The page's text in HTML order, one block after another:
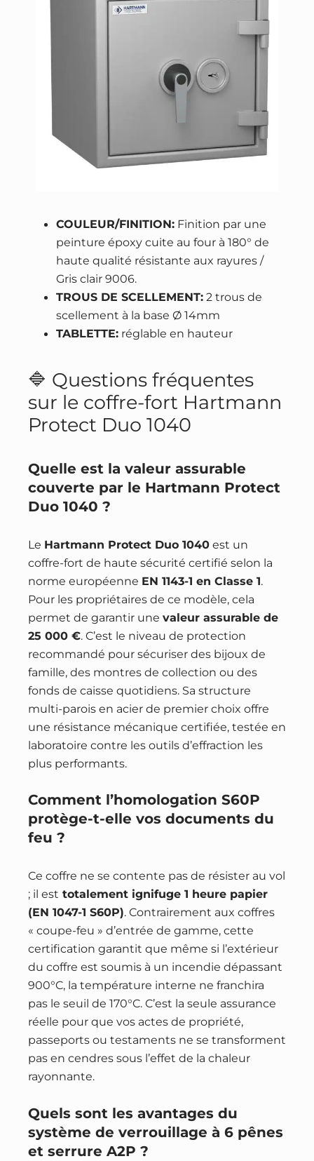
n
i
f
e
COULEUR/FINITION:Finition par une
peinture époxy cuite au four à 180° de
haute qualité résistante aux rayures /
Gris clair 9006.
TROUS DE SCELLEMENT:2 trous de
scellement à la base Ø 14mm
TABLETTE:réglable en hauteur
🔷 Questions fréquentes
sur le coffre-fort Hartmann
Protect Duo 1040
Quelle est la valeur assurable
couverte par le Hartmann Protect
Duo 1040 ?
Le Hartmann Protect Duo 1040est un
coffre-fort de haute sécurité certifié selon la
norme européenne EN 1143-1 en Classe 1.
Pour les propriétaires de ce modèle, cela
permet de garantir une valeur assurable de
25 000 €. C’est le niveau de protection
recommandé pour sécuriser des bijoux de
famille, des montres de collection ou des
fonds de caisse quotidiens. Sa structure
multi-parois en acier de premier choix offre
une résistance mécanique certifiée, testée en
laboratoire contre les outils d’effraction les
plus performants.
Comment l’homologation S60P
protège-t-elle vos documents du
feu ?
Ce coffre ne se contente pas de résister au vol
; il est totalement ignifuge 1 heure papier
(EN 1047-1 S60P). Contrairement aux coffres
« coupe-feu » d’entrée de gamme, cette
certification garantit que même si l’extérieur
du coffre est soumis à un incendie dépassant
900°C, la température interne ne franchira
pas le seuil de 170°C. C’est la seule assurance
réelle pour que vos actes de propriété,
passeports ou testaments ne se transforment
pas en cendres sous l’effet de la chaleur
rayonnante.
Quels sont les avantages du
système de verrouillage à 6 pênes
et serrure A2P ?